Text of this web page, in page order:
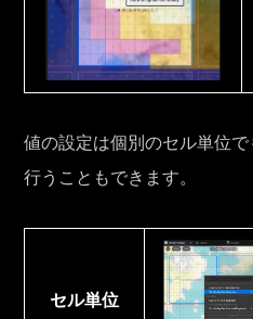
値の設定は個別のセル単位
行うこともできます。
セル単位